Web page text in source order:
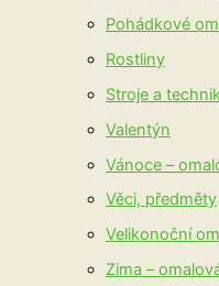
Pohádkové
Rostliny
Stroje a
Valentýn
Vánoce –
Věci, předměty
Velikonoční
Zima –